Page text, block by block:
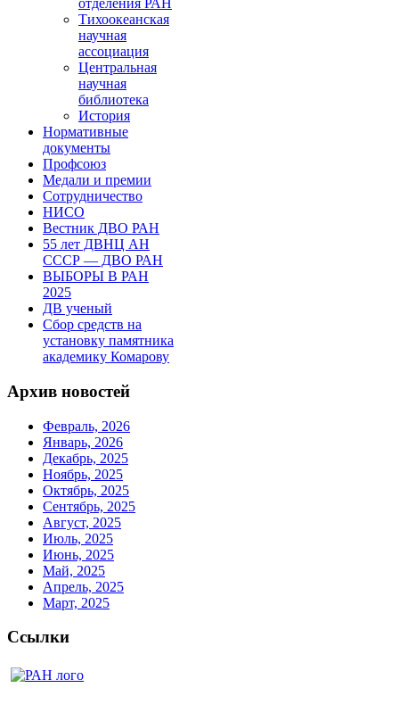
отделения РАН
Тихоокеанская
научная
ассоциация
Центральная
научная
библиотека
История
Нормативные
документы
Профсоюз
Медали и премии
Сотрудничество
НИСО
Вестник ДВО РАН
55 лет ДВНЦ АН
СССР — ДВО РАН
ВЫБОРЫ В РАН
2025
ДВ ученый
Сбор средств на
установку памятника
академику Комарову
Архив новостей
Февраль, 2026
Январь, 2026
Декабрь, 2025
Ноябрь, 2025
Октябрь, 2025
Сентябрь, 2025
Август, 2025
Июль, 2025
Июнь, 2025
Май, 2025
Апрель, 2025
Март, 2025
Ссылки